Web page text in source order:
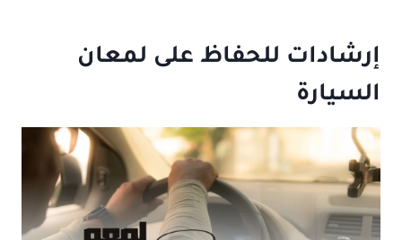
إرشادات للحفاظ على لمعان
السيارة